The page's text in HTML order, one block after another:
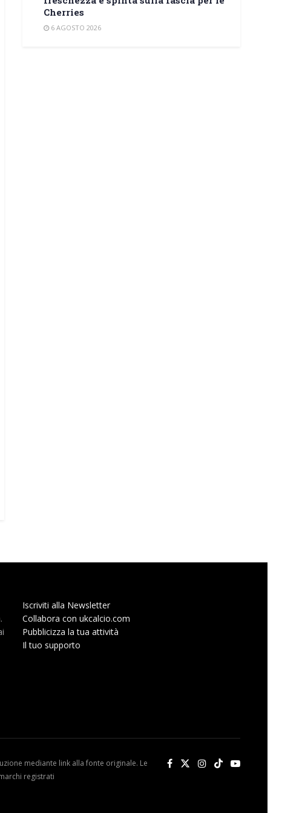
Cherries
6 AGOSTO 2026
Iscriviti alla Newsletter
Collabora con ukcalcio.com
Pubblicizza la tua attività
Il tuo supporto
mediante link alla fonte originale. Le
registrati